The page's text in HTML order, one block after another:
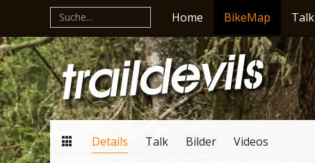
Home BikeMap Talk
Details Talk Bilder Videos